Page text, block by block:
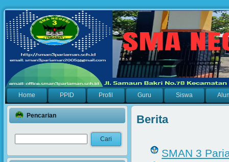
Home PPID Profil Guru Siswa
Pencarian Berita
SMAN 3